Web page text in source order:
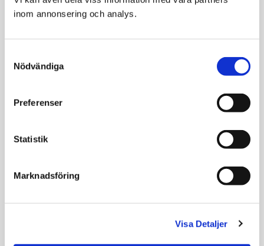
inom annonsering och analys.
Selection
Nödvändiga
Preferenser
Statistik
Marknadsföring
Visa Detaljer
248
Rogz Lighthouse
Kong Wubba Wet L
Flytande hundleksak i